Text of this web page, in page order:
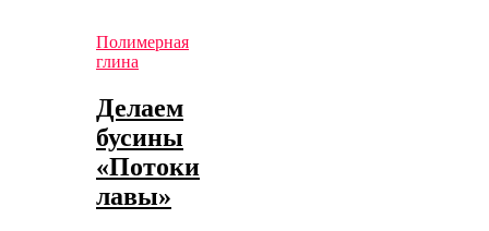
Полимерная
глина
Делаем
бусины
«Потоки
лавы»